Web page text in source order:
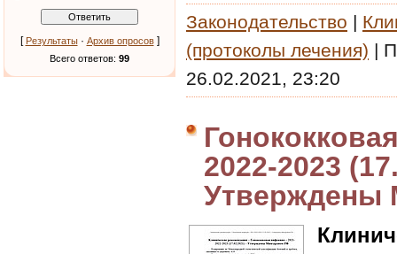
[ Результаты· Архив опросов]
Всего ответов: 99
Законодательство |
(протоколы лечения) |
26.02.2021, 23:20
2022-2023
Утверждены